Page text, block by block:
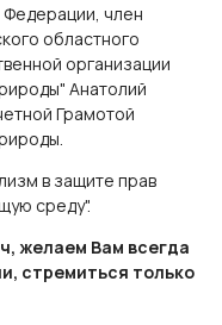
член
областного
организации
Анатолий
Грамотой
в защите прав
среду".
желаем Вам всегда
стремиться только